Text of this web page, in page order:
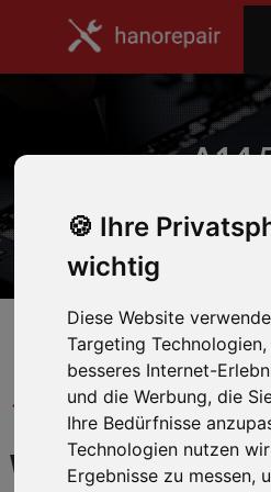
Ihre
wichtig
Diese Website
Targeting
besseres Internet-
und die Werbung, die
Ihre Bedürfnisse
Technologien nutzen
Ergebnisse zu messen,
A14
Home
← Zurück zum Hersteller
WIR